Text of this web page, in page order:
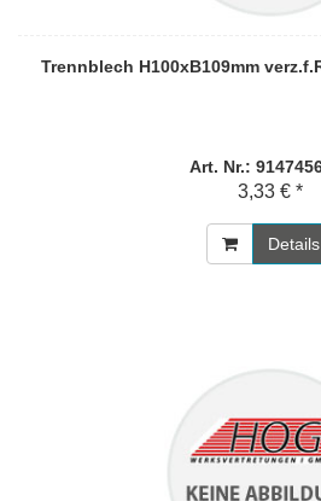
Trennblech H100xB109mm
Art. Nr.:
3,33 € *
Details